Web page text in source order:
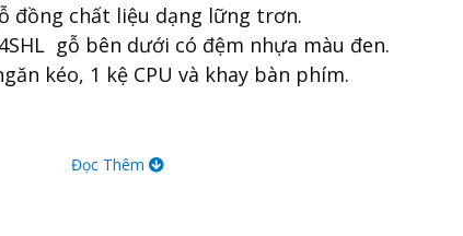
đồng chất liệu dạng lững trơn.
gỗ bên dưới có đệm nhựa màu đen.
kéo, 1 kệ CPU và khay bàn phím.
Đọc Thêm